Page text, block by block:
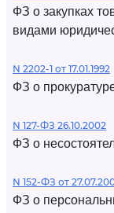
ФЗ о закупках
видами
N 2202-1 от 17.01.1992
ФЗ о
N 127-ФЗ 26.10.2002
ФЗ о
N 152-ФЗ от
ФЗ о